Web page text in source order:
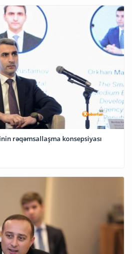
rəqəmsallaşma konsepsiyası